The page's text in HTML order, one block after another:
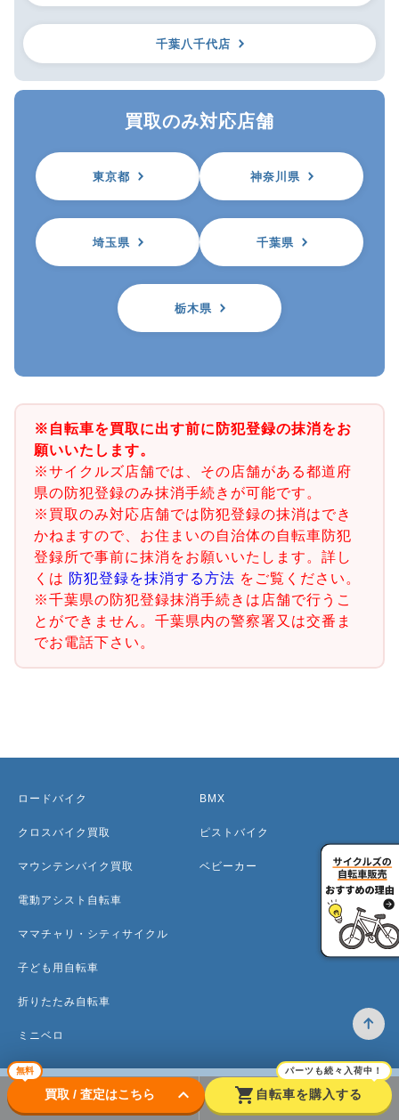
千葉八千代店
買取のみ対応店舗
東京都 神奈川県
埼玉県 千葉県
栃木県
※自転車を買取に出す前に防犯登録の抹消をお
願いいたします。
※サイクルズ店舗では、その店舗がある都道府
県の防犯登録のみ抹消手続きが可能です。
※買取のみ対応店舗では防犯登録の抹消はでき
かねますので、お住まいの自治体の自転車防犯
登録所で事前に抹消をお願いいたします。詳し
くは 防犯登録を抹消する方法 をご覧ください。
※千葉県の防犯登録抹消手続きは店舗で行うこ
とができません。千葉県内の警察署又は交番ま
でお電話下さい。
無料
買取 / 査定はこちら keyboard_arrow_down shopping_cart
パーツも続々入荷中！
自転車を購入する
ロードバイク
クロスバイク買取
マウンテンバイク買取
電動アシスト自転車
ママチャリ・シティサイクル
子ども用自転車
折りたたみ自転車
ミニベロ
BMX
ピストバイク
ベビーカー
トップ 高価買取のワケ